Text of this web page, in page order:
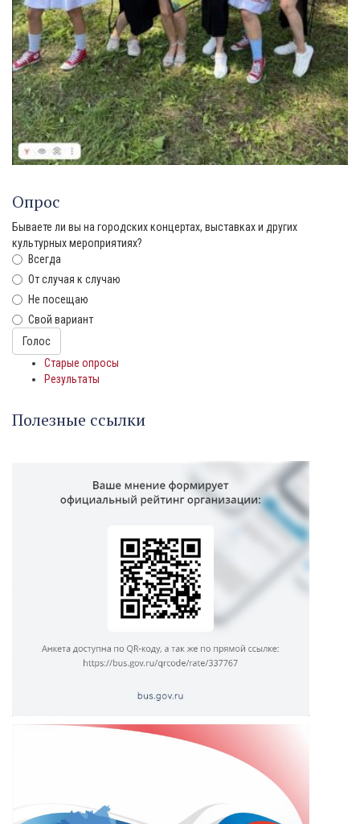
Опрос
Бываете ли вы на городских концертах, выставках и других
культурных мероприятиях?
Всегда
От случая к случаю
Не посещаю
Свой вариант
Варианты
Голос
Старые опросы
Результаты
Полезные ссылки